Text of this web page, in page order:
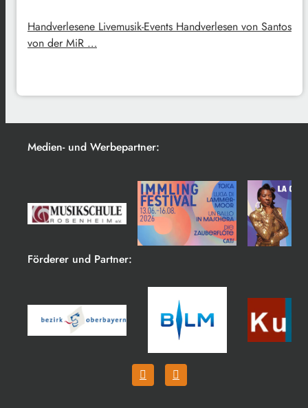
Handverlesene Livemusik-Events Handverlesen von Santos
von der MiR …
Medien- und Werbepartner:
Förderer und Partner: